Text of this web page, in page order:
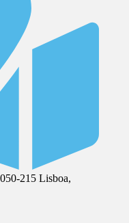
215 Lisboa,